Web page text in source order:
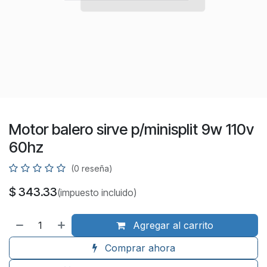
Motor balero sirve p/minisplit 9w 110v
60hz
(0 reseña)
$ 343.33(impuesto incluido)
Agregar al carrito
Comprar ahora